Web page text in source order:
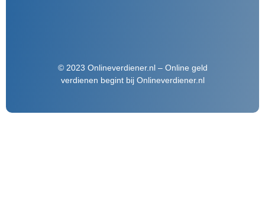
© 2023 Onlineverdiener.nl – Online geld
verdienen begint bij Onlineverdiener.nl